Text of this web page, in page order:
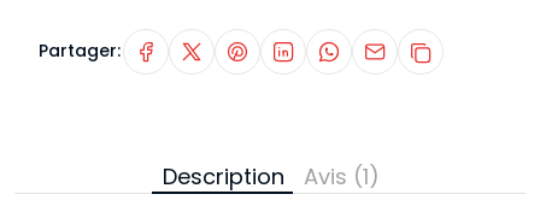
Partager:
Description Avis (1)